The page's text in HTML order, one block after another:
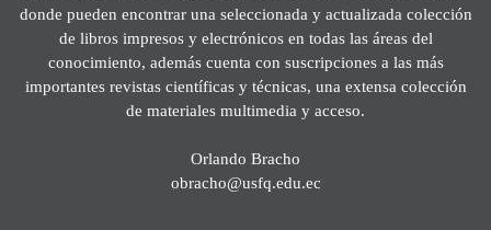
donde pueden encontrar una seleccionada y actualizada colección
de libros impresos y electrónicos en todas las áreas del
conocimiento, además cuenta con suscripciones a las más
importantes revistas científicas y técnicas, una extensa colección
de materiales multimedia y acceso.
Orlando Bracho
obracho@usfq.edu.ec